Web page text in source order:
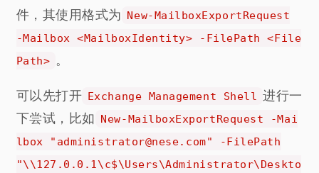
件，其使用格式为 New-MailboxExportRequest
-Mailbox <MailboxIdentity> -FilePath <File
Path> 。
可以先打开 Exchange Management Shell 进行一
下尝试，比如 New-MailboxExportRequest -Mai
lbox "administrator@nese.com" -FilePath
"\\127.0.0.1\c$\Users\Administrator\Deskto